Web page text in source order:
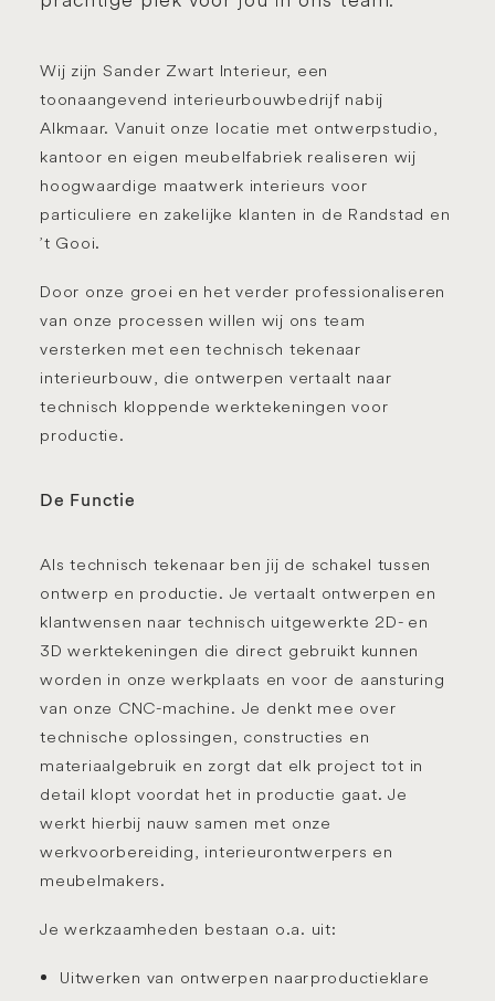
Wij zijn Sander Zwart Interieur, een
toonaangevend interieurbouwbedrijf nabij
Alkmaar. Vanuit onze locatie met ontwerpstudio,
kantoor en eigen meubelfabriek realiseren wij
hoogwaardige maatwerk interieurs voor
particuliere en zakelijke klanten in de Randstad en
’t Gooi.
Door onze groei en het verder professionaliseren
van onze processen willen wij ons team
versterken met eentechnisch tekenaar
interieurbouw, die ontwerpen vertaalt naar
technisch kloppende werktekeningen voor
productie.
De Functie
Als technisch tekenaar ben jij de schakel tussen
ontwerp en productie. Je vertaalt ontwerpen en
klantwensen naar technisch uitgewerkte 2D- en
3D werktekeningen die direct gebruikt kunnen
worden in onze werkplaats en voor de aansturing
van onze CNC-machine. Je denkt mee over
technische oplossingen, constructies en
materiaalgebruik en zorgt dat elk project tot in
detail klopt voordat het in productie gaat. Je
werkt hierbij nauw samen met onze
werkvoorbereiding, interieurontwerpers en
meubelmakers.
Je werkzaamheden bestaan o.a. uit:
Uitwerken van ontwerpen naarproductieklare